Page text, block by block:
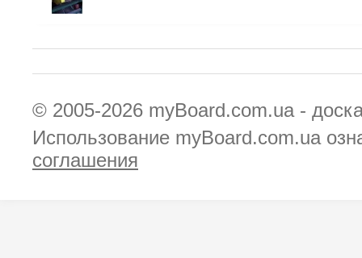
© 2005-2026 myBoard.com.ua -
Использование myBoard.com.ua
соглашения